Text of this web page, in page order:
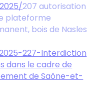
207 autorisation
plateforme
bois de Nasles
2025-227-Interdiction
dans le cadre de
de Saône-et-